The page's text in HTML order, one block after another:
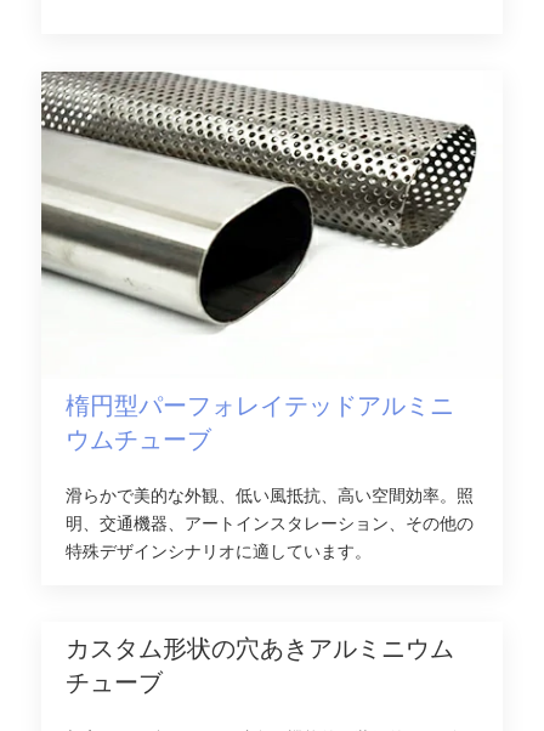
楕円型パーフォレイテッドアルミニ
ウムチューブ
滑らかで美的な外観、低い風抵抗、高い空間効率。照
明、交通機器、アートインスタレーション、その他の
特殊デザインシナリオに適しています。
カスタム形状の穴あきアルミニウム
チューブ